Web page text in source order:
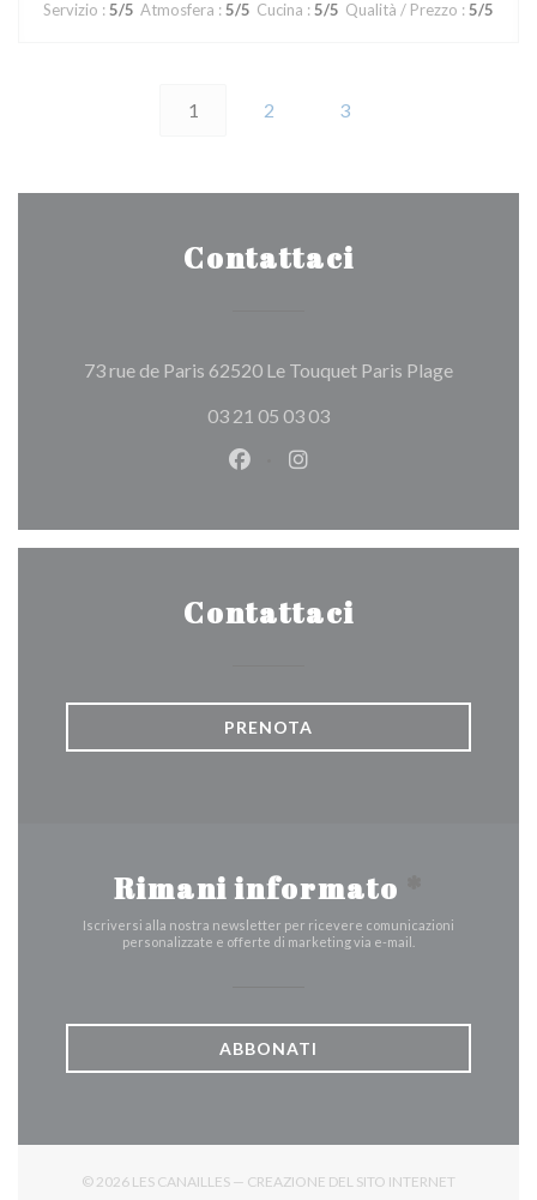
Servizio : 5/5 Atmosfera : 5/5 Cucina : 5/5 Qualità / Prezzo : 5/5
1 2 3
Contattaci
73 rue de Paris 62520 Le Touquet Paris Plage((apre
03 21 05 03 03
Facebook ((apre una nuova
Instagram ((apre una
Contattaci
PRENOTA
Rimani informato
Iscriversi alla nostra newsletter per ricevere comunicazioni
personalizzate e offerte di marketing via e-mail.
ABBONATI
© 2026 LES CANAILLES — CREAZIONE DEL SITO INTERNET